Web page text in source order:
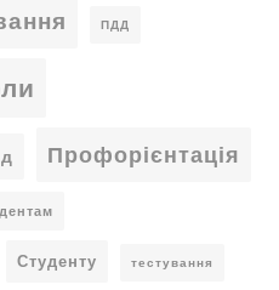
ПДД
Профорієнтація
Студенту тестування